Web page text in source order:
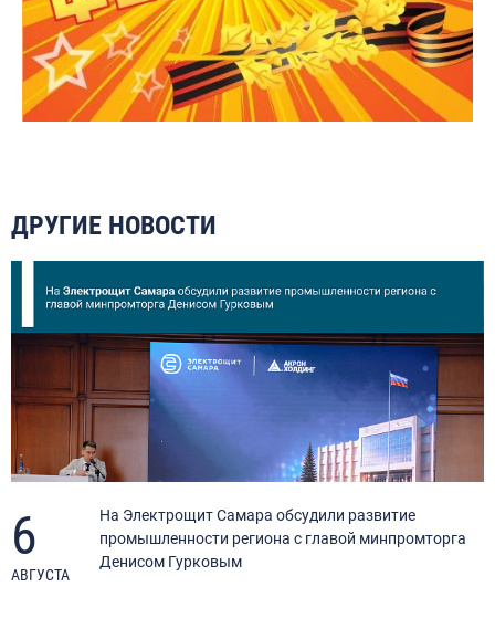
ДРУГИЕ НОВОСТИ
6
АВГУСТА
На Электрощит Самара обсудили развитие
промышленности региона с главой минпромторга
Денисом Гурковым